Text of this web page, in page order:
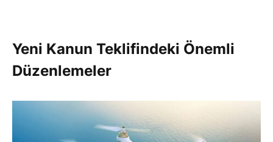
Yeni Kanun Teklifindeki Önemli
Düzenlemeler